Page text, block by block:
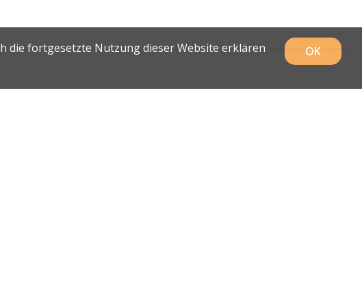
OK
die fortgesetzte Nutzung dieser Website erklären